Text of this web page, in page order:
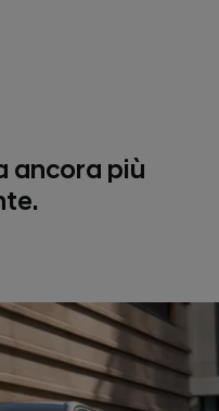
ancora più